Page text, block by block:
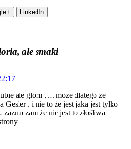
LinkedIn
ale smaki
ale glorii …. może dlatego że
Gesler . i nie to że jest jaka jest tylko
że nie jest to złośliwa